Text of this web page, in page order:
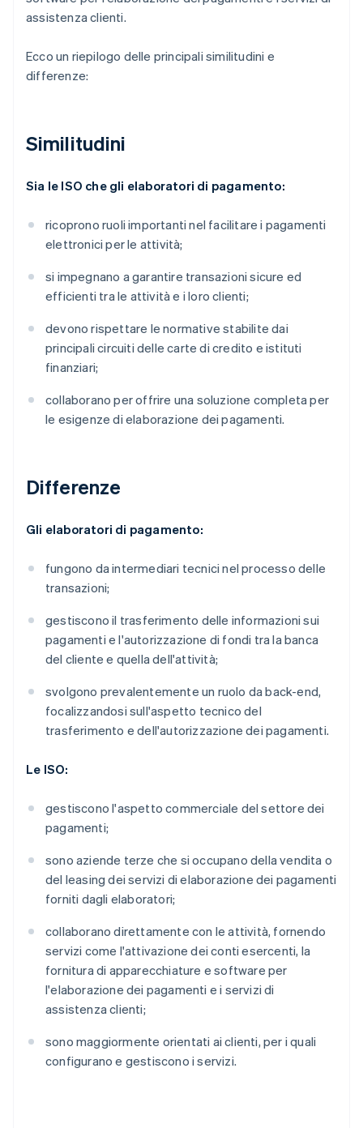
assistenza clienti.
Ecco un riepilogo delle principali similitudini e
differenze:
Similitudini
Sia le ISO che gli elaboratori di pagamento:
ricoprono ruoli importanti nel facilitare i pagamenti
elettronici per le attività;
si impegnano a garantire transazioni sicure ed
efficienti tra le attività e i loro clienti;
devono rispettare le normative stabilite dai
principali circuiti delle carte di credito e istituti
finanziari;
collaborano per offrire una soluzione completa per
le esigenze di elaborazione dei pagamenti.
Differenze
Gli elaboratori di pagamento:
fungono da intermediari tecnici nel processo delle
transazioni;
gestiscono il trasferimento delle informazioni sui
pagamenti e l'autorizzazione di fondi tra la banca
del cliente e quella dell'attività;
svolgono prevalentemente un ruolo da back-end,
focalizzandosi sull'aspetto tecnico del
trasferimento e dell'autorizzazione dei pagamenti.
Le ISO:
gestiscono l'aspetto commerciale del settore dei
pagamenti;
sono aziende terze che si occupano della vendita o
del leasing dei servizi di elaborazione dei pagamenti
forniti dagli elaboratori;
collaborano direttamente con le attività, fornendo
servizi come l'attivazione dei conti esercenti, la
fornitura di apparecchiature e software per
l'elaborazione dei pagamenti e i servizi di
assistenza clienti;
sono maggiormente orientati ai clienti, per i quali
configurano e gestiscono i servizi.